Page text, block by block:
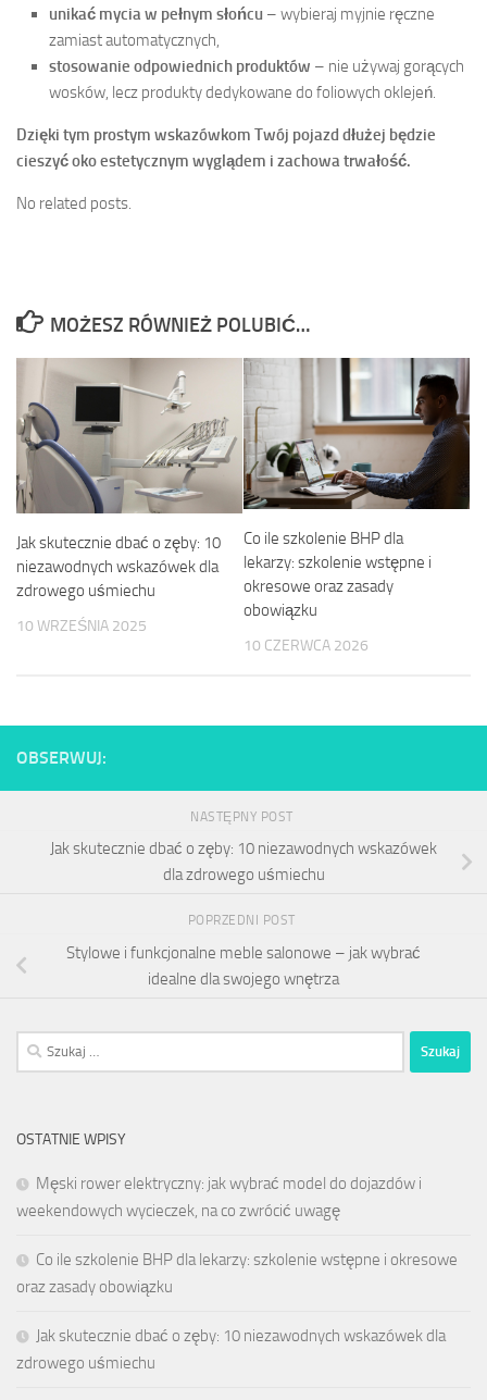
unikać mycia w pełnym słońcu – wybieraj myjnie ręczne
zamiast automatycznych,
stosowanie odpowiednich produktów – nie używaj gorących
wosków, lecz produkty dedykowane do foliowych oklejeń.
Dzięki tym prostym wskazówkom Twój pojazd dłużej będzie
cieszyć oko estetycznym wyglądem i zachowa trwałość.
No related posts.
MOŻESZ RÓWNIEŻ POLUBIĆ…
Jak skutecznie dbać o zęby: 10
niezawodnych wskazówek dla
zdrowego uśmiechu
10 WRZEŚNIA 2025
Co ile szkolenie BHP dla
lekarzy: szkolenie wstępne i
okresowe oraz zasady
obowiązku
10 CZERWCA 2026
OBSERWUJ:
NASTĘPNY POST
Jak skutecznie dbać o zęby: 10 niezawodnych wskazówek
dla zdrowego uśmiechu
POPRZEDNI POST
Stylowe i funkcjonalne meble salonowe – jak wybrać
idealne dla swojego wnętrza
Szukaj:
OSTATNIE WPISY
Męski rower elektryczny: jak wybrać model do dojazdów i
weekendowych wycieczek, na co zwrócić uwagę
Co ile szkolenie BHP dla lekarzy: szkolenie wstępne i okresowe
oraz zasady obowiązku
Jak skutecznie dbać o zęby: 10 niezawodnych wskazówek dla
zdrowego uśmiechu